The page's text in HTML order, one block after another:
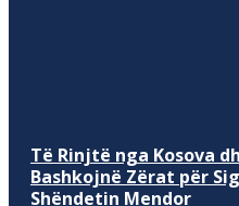
Të Rinjtë nga Kosova
Bashkojnë Zërat për
Shëndetin Mendor